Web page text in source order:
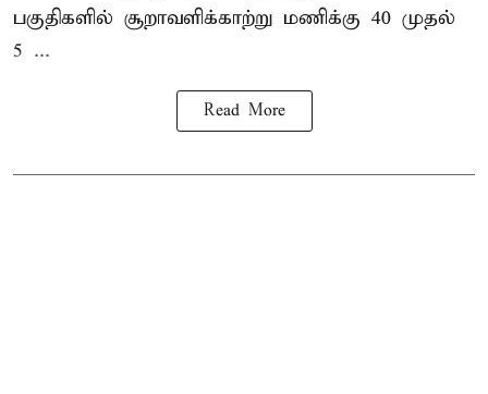
பகுதிகளில் சூறாவளிக்காற்று மணிக்கு 40 முதல்
5 ...
Read More